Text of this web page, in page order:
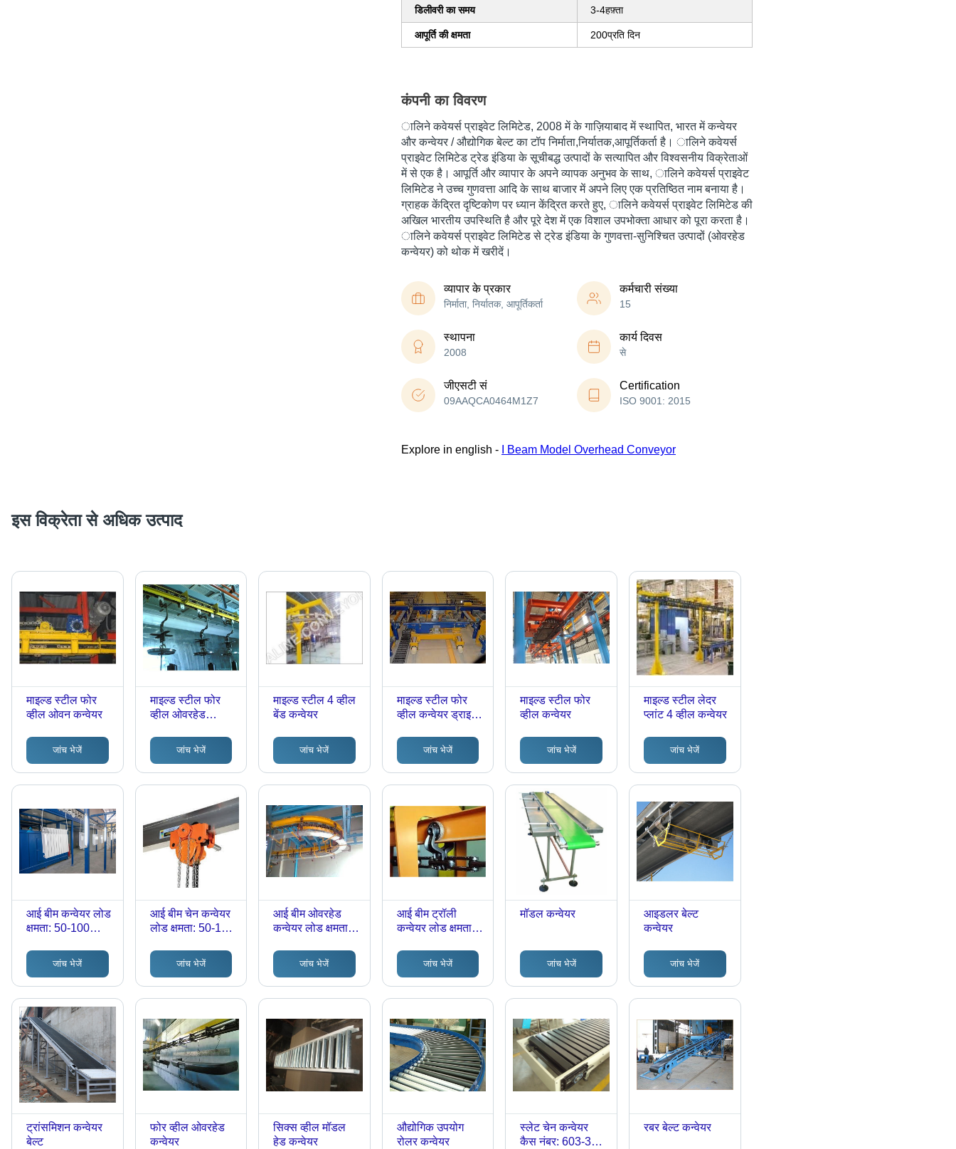
डिलीवरी का समय 3-4हफ़्ता
आपूर्ति की क्षमता 200प्रति दिन
कंपनी का विवरण
ालिने कवेयर्स प्राइवेट लिमिटेड, 2008 में के गाज़ियाबाद में स्थापित, भारत में कन्वेयर
और कन्वेयर / औद्योगिक बेल्ट का टॉप निर्माता,निर्यातक,आपूर्तिकर्ता है। ालिने कवेयर्स
प्राइवेट लिमिटेड ट्रेड इंडिया के सूचीबद्ध उत्पादों के सत्यापित और विश्वसनीय विक्रेताओं
में से एक है। आपूर्ति और व्यापार के अपने व्यापक अनुभव के साथ, ालिने कवेयर्स प्राइवेट
लिमिटेड ने उच्च गुणवत्ता आदि के साथ बाजार में अपने लिए एक प्रतिष्ठित नाम बनाया है।
ग्राहक केंद्रित दृष्टिकोण पर ध्यान केंद्रित करते हुए, ालिने कवेयर्स प्राइवेट लिमिटेड की
अखिल भारतीय उपस्थिति है और पूरे देश में एक विशाल उपभोक्ता आधार को पूरा करता है।
ालिने कवेयर्स प्राइवेट लिमिटेड से ट्रेड इंडिया के गुणवत्ता-सुनिश्चित उत्पादों (ओवरहेड
कन्वेयर) को थोक में खरीदें।
व्यापार के प्रकार
निर्माता, निर्यातक, आपूर्तिकर्ता
कर्मचारी संख्या
15
स्थापना
2008
कार्य दिवस
से
जीएसटी सं
09AAQCA0464M1Z7
Certification
ISO 9001: 2015
Explore in english - I Beam Model Overhead Conveyor
इस विक्रेता से अधिक उत्पाद
माइल्ड स्टील फोर
व्हील ओवन कन्वेयर
जांच भेजें
माइल्ड स्टील फोर
व्हील ओवरहेड
जांच भेजें
माइल्ड स्टील 4 व्हील
बेंड कन्वेयर
जांच भेजें
माइल्ड स्टील फोर
व्हील कन्वेयर ड्राइव
जांच भेजें
माइल्ड स्टील फोर
व्हील कन्वेयर
जांच भेजें
माइल्ड स्टील लेदर
प्लांट 4 व्हील कन्वेयर
जांच भेजें
आई बीम कन्वेयर लोड
क्षमता: 50-100
जांच भेजें
आई बीम चेन कन्वेयर
लोड क्षमता: 50-100
जांच भेजें
आई बीम ओवरहेड
कन्वेयर लोड क्षमता:
(किग्रा)
जांच भेजें
आई बीम ट्रॉली
कन्वेयर लोड क्षमता:
(किग्रा)
जांच भेजें
मॉडल कन्वेयर
जांच भेजें
आइडलर बेल्ट
कन्वेयर
जांच भेजें
ट्रांसमिशन कन्वेयर
बेल्ट
फोर व्हील ओवरहेड
कन्वेयर
सिक्स व्हील मॉडल
हेड कन्वेयर
औद्योगिक उपयोग
रोलर कन्वेयर
स्लेट चेन कन्वेयर
कैस नंबर: 603-35-
रबर बेल्ट कन्वेयर